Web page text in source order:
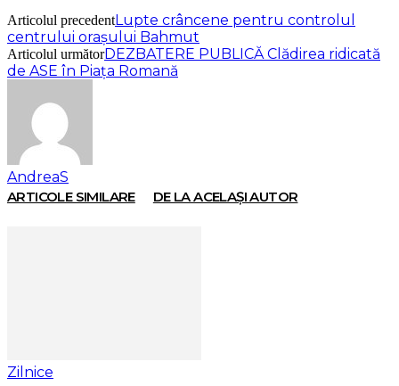
Articolul precedentLupte crâncene pentru controlul
centrului orașului Bahmut
Articolul următorDEZBATERE PUBLICĂ Clădirea ridicată
de ASE în Piața Romană
AndreaS
ARTICOLE SIMILARE
DE LA ACELAȘI AUTOR
Zilnice